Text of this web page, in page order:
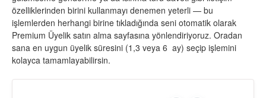
özelliklerinden birini kullanmayı denemen yeterli — bu
işlemlerden herhangi birine tıkladığında seni otomatik olarak
Premium Üyelik satın alma sayfasına yönlendiriyoruz. Oradan
sana en uygun üyelik süresini (1,3 veya 6 ay) seçip işlemini
kolayca tamamlayabilirsin.